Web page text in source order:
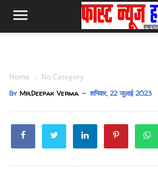
Home No Category
By Mr.Deepak Verma शनिवार, 22 जुलाई 2023